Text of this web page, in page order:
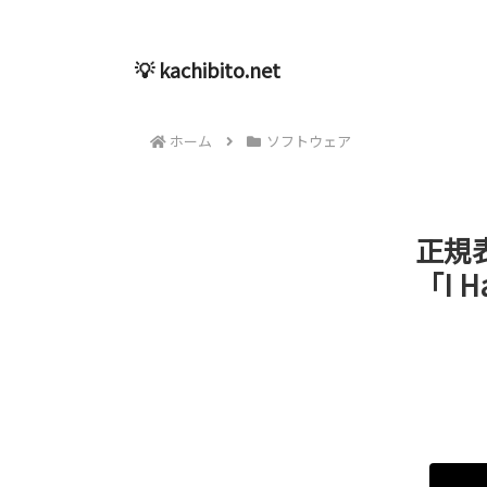
💡 kachibito.net
ホーム ソフトウェア
正規
「I